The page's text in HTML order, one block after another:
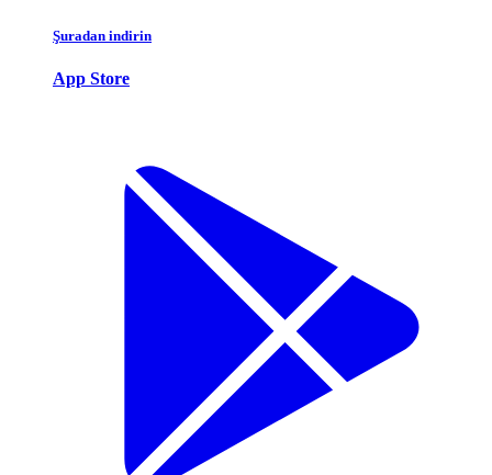
Şuradan indirin
App Store